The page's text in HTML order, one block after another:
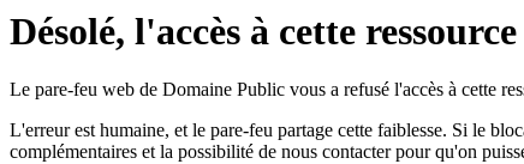
Désolé, l'accès à cette
Le pare-feu web de Domaine Public vous a refusé l'accès à cette
L'erreur est humaine, et le pare-feu partage cette faiblesse. Si le
complémentaires et la possibilité de nous contacter pour qu'on